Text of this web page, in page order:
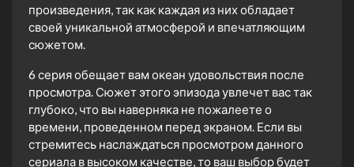
произведения, так как каждая из них обладает
своей уникальной атмосферой и впечатляющим
сюжетом.
6 серия обещает вам океан удовольствия после
просмотра. Сюжет этого эпизода увлечет вас так
глубоко, что вы наверняка не пожалеете о
времени, проведенном перед экраном. Если вы
стремитесь наслаждаться просмотром данного
сериала в высоком качестве, то ваш выбор будет